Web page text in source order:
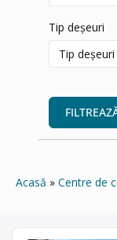
Tip deșeuri
Acasă Centre de